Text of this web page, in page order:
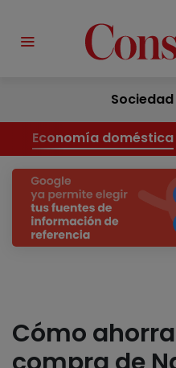
Economía doméstica
Cómo